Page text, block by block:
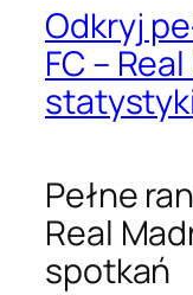
Odkryj
FC –
Pełne
Real
spotkań